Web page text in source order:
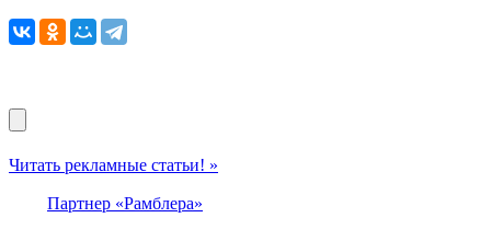
Читать рекламные статьи! »
Партнер «Рамблера»